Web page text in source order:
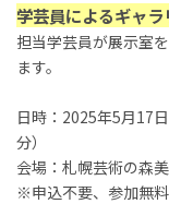
学芸員によるギャラ
担当学芸員が展示室
ます。
日時：2025年5月17
分）
会場：札幌芸術の森
※申込不要、参加無